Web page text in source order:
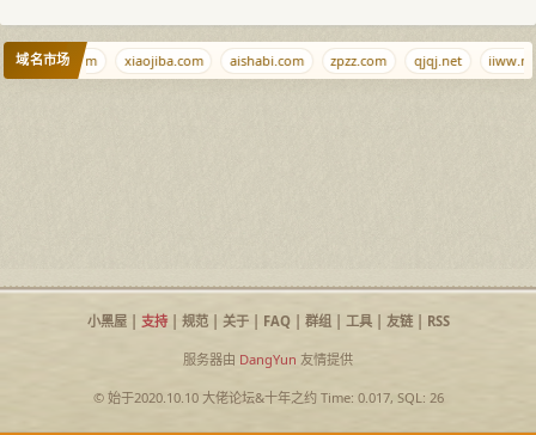
域名市场 xiaojiba.com aishabi.com zpzz.com qjqj.net
小黑屋| 支持| 规范| 关于| FAQ| 群组| 工具| 友链| RSS
服务器由 DangYun 友情提供
© 始于2020.10.10 大佬论坛&十年之约Time: 0.017, SQL: 26